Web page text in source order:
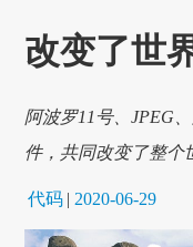
改变了世
阿波罗11号、JPEG
件，共同改变了整个
代码 | 2020-06-29